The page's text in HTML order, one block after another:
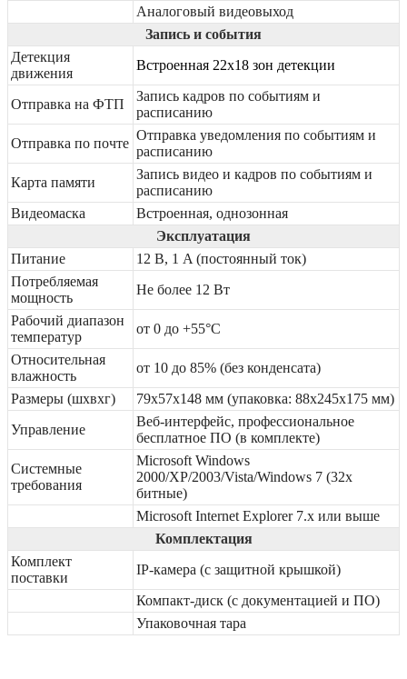
Аналоговый видеовыход
Запись и события
Детекция
движения
Встроенная 22х18 зон детекции
Отправка на ФТП
Запись кадров по событиям и
расписанию
Отправка по почте
Отправка уведомления по событиям и
расписанию
Карта памяти
Запись видео и кадров по событиям и
расписанию
Видеомаска
Встроенная, однозонная
Эксплуатация
Питание
12 В, 1 A (постоянный ток)
Потребляемая
мощность
Не более 12 Вт
Рабочий диапазон
температур
от 0 до +55°С
Относительная
влажность
от 10 до 85% (без конденсата)
Размеры (шхвхг)
79х57х148 мм (упаковка: 88х245х175 мм)
Управление
Веб-интерфейс, профессиональное
бесплатное ПО (в комплекте)
Системные
требования
Microsoft Windows
2000/XP/2003/Vista/Windows 7 (32х
битные)
Microsoft Internet Explorer 7.x или выше
Комплектация
Комплект
поставки
IP-камера (с защитной крышкой)
Компакт-диск (с документацией и ПО)
Упаковочная тара